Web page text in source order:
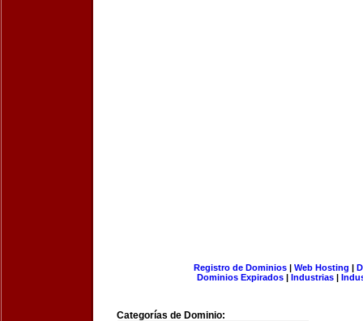
Registro de Dominios| Web Hosting |
Dominios Expirados | Industrias |
Categorías de Dominio: